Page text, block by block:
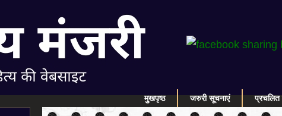
मुखपृष्ठ जरुरी सूचनाएं प्रचलित